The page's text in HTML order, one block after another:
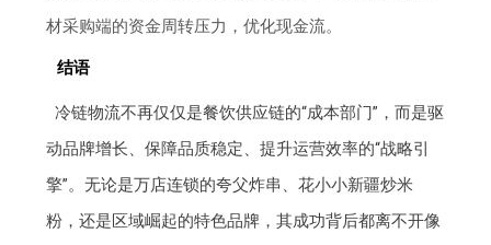
材采购端的资金周转压力，优化现金流。
结语
冷链物流不再仅仅是餐饮供应链的“成本部门”，而是驱
动品牌增长、保障品质稳定、提升运营效率的“战略引
擎”。无论是万店连锁的夸父炸串、花小小新疆炒米
粉，还是区域崛起的特色品牌，其成功背后都离不开像